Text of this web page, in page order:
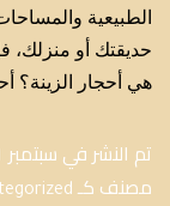
الطبيعية
حديقتك أو منزلك،
هي أحجار الزينة؟
تم النشر في سبتمبر 21, 2024
مصنف كـ